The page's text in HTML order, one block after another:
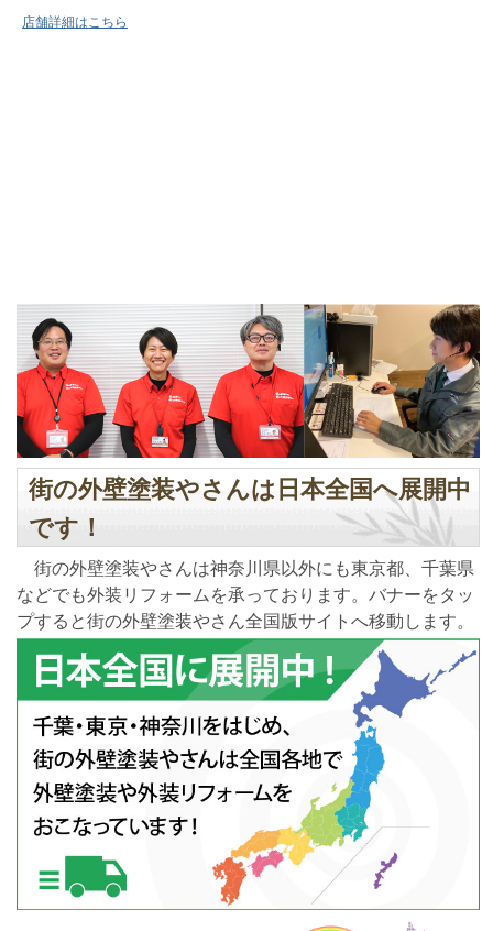
店舗詳細はこちら
街の外壁塗装やさんは日本全国へ展開中
です！
街の外壁塗装やさんは神奈川県以外にも東京都、千葉県
などでも外装リフォームを承っております。バナーをタッ
プすると街の外壁塗装やさん全国版サイトへ移動します。